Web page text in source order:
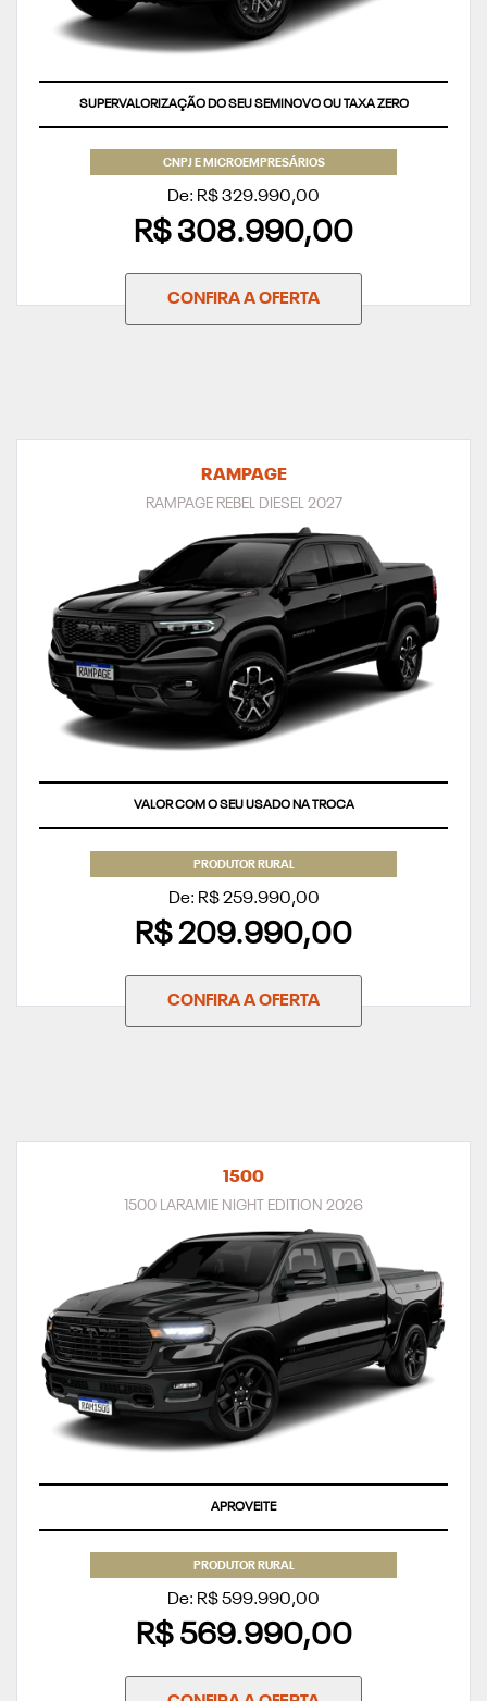
SUPERVALORIZAÇÃO DO SEU SEMINOVO OU TAXA ZERO
CNPJ E MICROEMPRESÁRIOS
De: R$ 329.990,00
R$ 308.990,00
CONFIRA A OFERTA
RAMPAGE
RAMPAGE REBEL DIESEL 2027
VALOR COM O SEU USADO NA TROCA
PRODUTOR RURAL
De: R$ 259.990,00
R$ 209.990,00
CONFIRA A OFERTA
1500
1500 LARAMIE NIGHT EDITION 2026
APROVEITE
PRODUTOR RURAL
De: R$ 599.990,00
R$ 569.990,00